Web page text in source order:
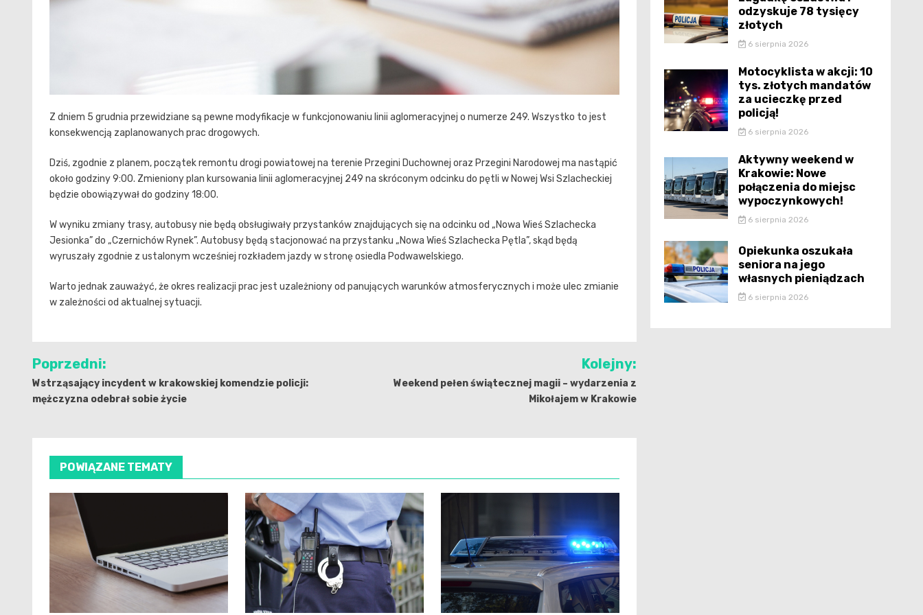
Z dniem 5 grudnia przewidziane są pewne modyfikacje w funkcjonowaniu linii aglomeracyjnej o numerze 249. Wszystko to jest
konsekwencją zaplanowanych prac drogowych.
Dziś, zgodnie z planem, początek remontu drogi powiatowej na terenie Przegini Duchownej oraz Przegini Narodowej ma nastąpić
około godziny 9:00. Zmieniony plan kursowania linii aglomeracyjnej 249 na skróconym odcinku do pętli w Nowej Wsi Szlacheckiej
będzie obowiązywał do godziny 18:00.
W wyniku zmiany trasy, autobusy nie będą obsługiwały przystanków znajdujących się na odcinku od „Nowa Wieś Szlachecka
Jesionka” do „Czernichów Rynek”. Autobusy będą stacjonować na przystanku „Nowa Wieś Szlachecka Pętla”, skąd będą
wyruszały zgodnie z ustalonym wcześniej rozkładem jazdy w stronę osiedla Podwawelskiego.
Warto jednak zauważyć, że okres realizacji prac jest uzależniony od panujących warunków atmosferycznych i może ulec zmianie
w zależności od aktualnej sytuacji.
Nawigacja
wpisu
Poprzedni:
Wstrząsający incydent w krakowskiej komendzie policji:
mężczyzna odebrał sobie życie
Kolejny:
Weekend pełen świątecznej magii – wydarzenia z
Mikołajem w Krakowie
POWIĄZANE TEMATY
odzyskuje 78 tysięcy
złotych
6 sierpnia 2026
Motocyklista w akcji: 10
tys. złotych mandatów
za ucieczkę przed
policją!
6 sierpnia 2026
Aktywny weekend w
Krakowie: Nowe
połączenia do miejsc
wypoczynkowych!
6 sierpnia 2026
Opiekunka oszukała
seniora na jego
własnych pieniądzach
6 sierpnia 2026